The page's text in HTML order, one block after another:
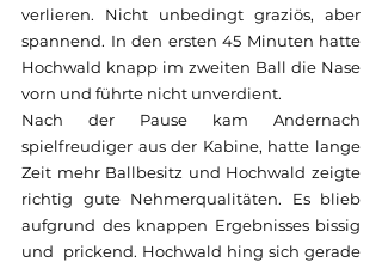
verlieren. Nicht unbedingt graziös, aber
spannend. In den ersten 45 Minuten hatte
Hochwald knapp im zweiten Ball die Nase
vorn und führte nicht unverdient.
Nach der Pause kam Andernach
spielfreudiger aus der Kabine, hatte lange
Zeit mehr Ballbesitz und Hochwald zeigte
richtig gute Nehmerqualitäten. Es blieb
aufgrund des knappen Ergebnisses bissig
und  prickend. Hochwald hing sich gerade